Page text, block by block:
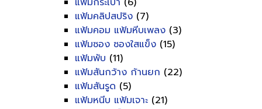
แฟ้มคลิปสปริง (7)
แฟ้มคอม แฟ้มหีบเพลง (3)
แฟ้มซอง ซองใสแข็ง (15)
แฟ้มพับ (11)
แฟ้มสันกว้าง ก้านยก (22)
แฟ้มสันรูด (5)
แฟ้มหนีบ แฟ้มเจาะ (21)